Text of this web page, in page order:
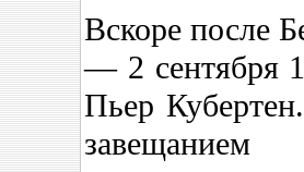
Вскоре после
— 2 сентября
Пьер